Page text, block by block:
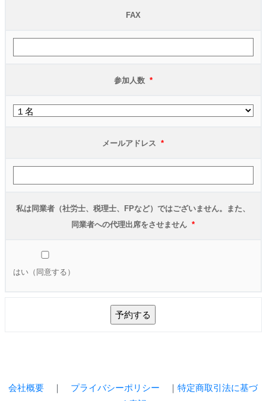
FAX
参加人数 *
メールアドレス *
私は同業者（社労士、税理士、FPなど）ではございません。また、
同業者への代理出席をさせません *
はい（同意する）
会社概要 ｜ プライバシーポリシー ｜ 特定商取引法に基づ